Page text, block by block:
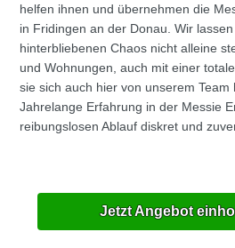
helfen ihnen und übernehmen die
in Fridingen an der Donau. Wir
hinterbliebenen Chaos nicht alleine
und Wohnungen, auch mit einer
sie sich auch hier von unserem Team
Jahrelange Erfahrung in der Messie
reibungslosen Ablauf diskret und
Jetzt Angebot